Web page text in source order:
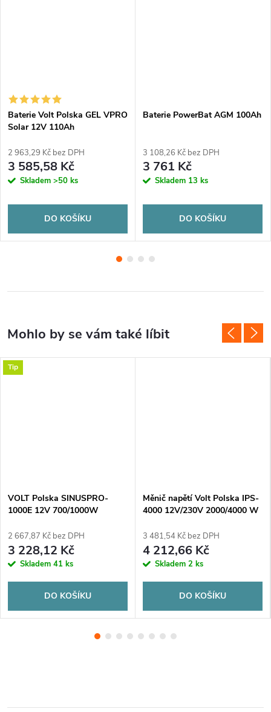
Baterie Volt Polska GEL VPRO
Solar 12V 110Ah
2 963,29 Kč bez DPH
3 585,58 Kč
Skladem >50 ks
DO KOŠÍKU
Baterie PowerBat AGM 100Ah
3 108,26 Kč bez DPH
3 761 Kč
Skladem 13 ks
DO KOŠÍKU
Tip
VOLT Polska SINUSPRO-
1000E 12V 700/1000W
2 667,87 Kč bez DPH
3 228,12 Kč
Skladem 41 ks
DO KOŠÍKU
Měnič napětí Volt Polska IPS-
4000 12V/230V 2000/4000 W
3 481,54 Kč bez DPH
4 212,66 Kč
Skladem 2 ks
DO KOŠÍKU